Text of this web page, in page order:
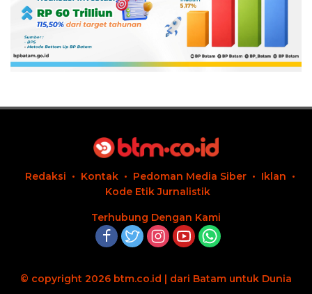
Redaksi Kontak Pedoman Media Siber
Iklan
Kode Etik Jurnalistik
Terhubung Dengan Kami
© copyright 2026 btm.co.id | dari Batam untuk Dunia